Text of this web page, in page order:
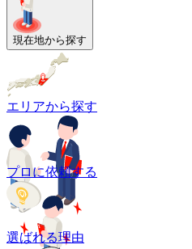
現在地から探す
エリアから探す
プロに依頼する
選ばれる理由